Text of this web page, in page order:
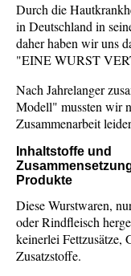
Durch die
in Deutschland in
daher haben wir uns
"EINE WURST
Nach Jahrelanger
Modell" mussten wir
Zusammenarbeit
Inhaltstoffe und
Produkte
Diese Wurstwaren,
oder Rindfleisch
keinerlei Fettzusätze,
Zusatzstoffe.